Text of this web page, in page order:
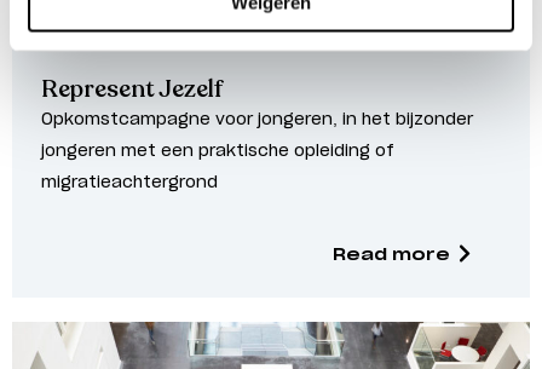
Vigorous democracy
Represent Jezelf
Opkomstcampagne voor jongeren, in het bijzonder
jongeren met een praktische opleiding of
migratieachtergrond
Read more